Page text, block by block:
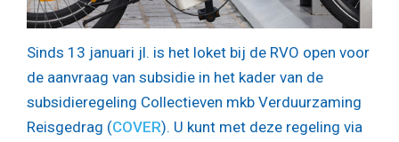
Sinds 13 januari jl. is het loket bij de RVO open voor
de aanvraag van subsidie in het kader van de
subsidieregeling Collectieven mkb Verduurzaming
Reisgedrag (COVER). U kunt met deze regeling via